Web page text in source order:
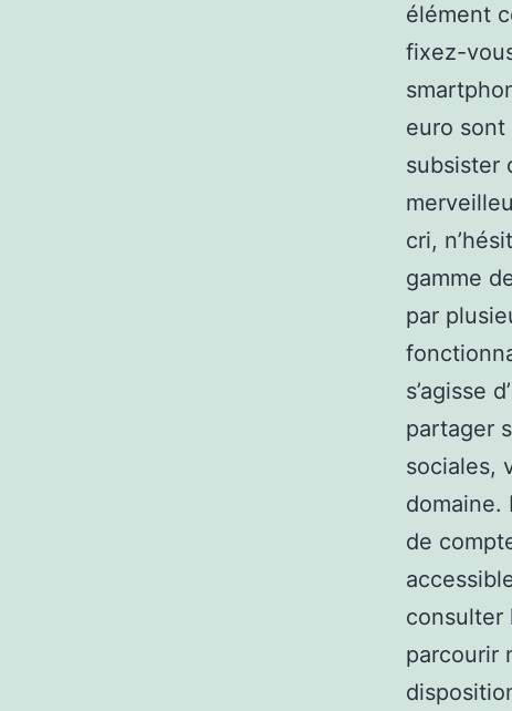
élément
fixez-
euro sont
subsister
cri,
gamme
par
s’agisse
partager
sociales,
domaine.
de
consulter
parcourir